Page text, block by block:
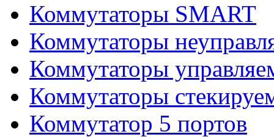
Коммутаторы SMART
Коммутаторы
Коммутаторы
Коммутаторы
Коммутатор 5 портов